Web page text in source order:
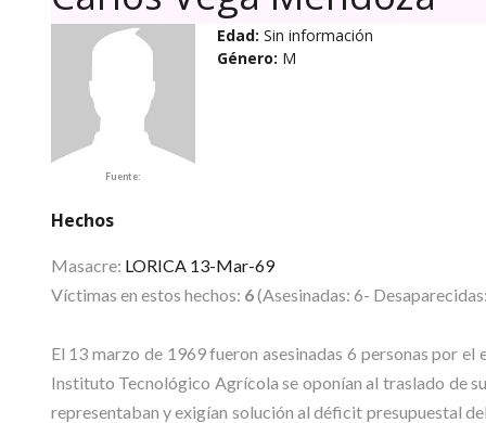
Fuente:
Edad: Sin información
Género: M
Hechos
Masacre: LORICA 13-Mar-69
Víctimas en estos hechos: 6(Asesinadas: 6-
El 13 marzo de 1969 fueron asesinadas 6 personas por
Instituto Tecnológico Agrícola se oponían al traslado de
representaban y exigían solución al déficit presupuestal